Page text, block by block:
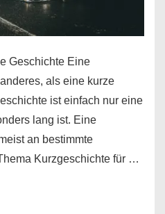
Geschichte Eine
als eine kurze
ist einfach nur eine
lang ist. Eine
an bestimmte
Kurzgeschichte für …